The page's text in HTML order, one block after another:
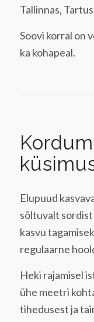
Tallinnas,
Soovi korral on
ka kohapeal.
Elupuud
sõltuvalt
kasvu
regulaarne
Heki rajamisel
ühe meetri
tihedusest ja